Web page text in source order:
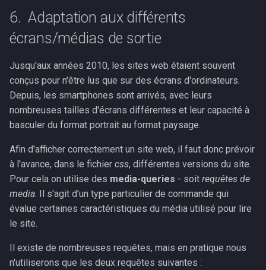
Adaptation aux différents
écrans/médias de sortie
Jusqu'aux années 2010, les sites web étaient souvent
conçus pour n'être lus que sur des écrans d'ordinateurs.
Depuis, les smartphones sont arrivés, avec leurs
nombreuses tailles d'écrans différentes et leur capacité à
basculer du format portrait au format paysage.
Afin d'afficher correctement un site web, il faut donc prévoir
à l'avance, dans le fichier css, différentes versions du site.
Pour cela on utilise des media-queries - soit requêtes de
media . Il s'agit d'un type particulier de commande qui
évalue certaines caractéristiques du média utilisé pour lire
le site.
Il existe de nombreuses requêtes, mais en pratique nous
n'utiliserons que les deux requêtes suivantes :